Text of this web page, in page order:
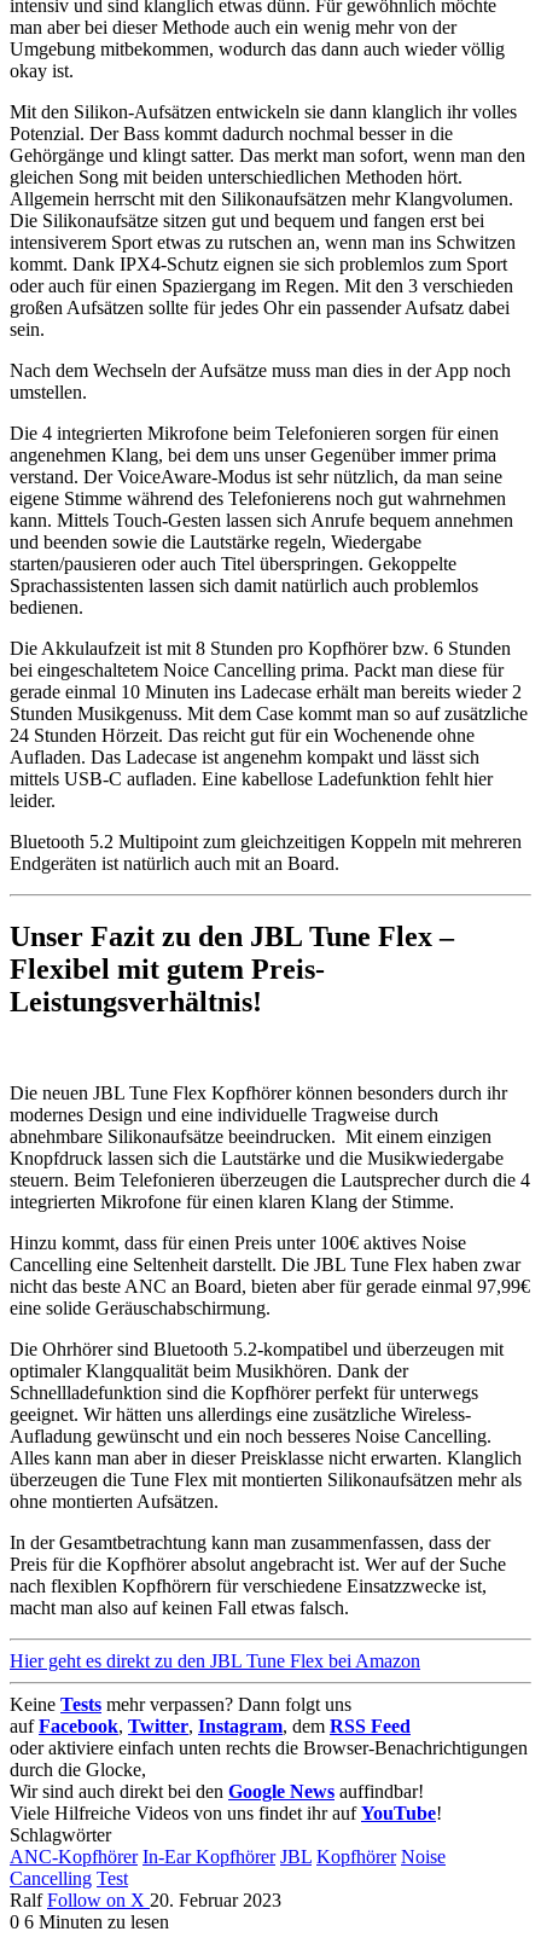
intensiv und sind klanglich etwas dünn. Für gewöhnlich möchte
man aber bei dieser Methode auch ein wenig mehr von der
Umgebung mitbekommen, wodurch das dann auch wieder völlig
okay ist.
Mit den Silikon-Aufsätzen entwickeln sie dann klanglich ihr volles
Potenzial. Der Bass kommt dadurch nochmal besser in die
Gehörgänge und klingt satter. Das merkt man sofort, wenn man den
gleichen Song mit beiden unterschiedlichen Methoden hört.
Allgemein herrscht mit den Silikonaufsätzen mehr Klangvolumen.
Die Silikonaufsätze sitzen gut und bequem und fangen erst bei
intensiverem Sport etwas zu rutschen an, wenn man ins Schwitzen
kommt. Dank IPX4-Schutz eignen sie sich problemlos zum Sport
oder auch für einen Spaziergang im Regen. Mit den 3 verschieden
großen Aufsätzen sollte für jedes Ohr ein passender Aufsatz dabei
sein.
Nach dem Wechseln der Aufsätze muss man dies in der App noch
umstellen.
Die 4 integrierten Mikrofone beim Telefonieren sorgen für einen
angenehmen Klang, bei dem uns unser Gegenüber immer prima
verstand. Der VoiceAware-Modus ist sehr nützlich, da man seine
eigene Stimme während des Telefonierens noch gut wahrnehmen
kann. Mittels Touch-Gesten lassen sich Anrufe bequem annehmen
und beenden sowie die Lautstärke regeln, Wiedergabe
starten/pausieren oder auch Titel überspringen. Gekoppelte
Sprachassistenten lassen sich damit natürlich auch problemlos
bedienen.
Die Akkulaufzeit ist mit 8 Stunden pro Kopfhörer bzw. 6 Stunden
bei eingeschaltetem Noice Cancelling prima. Packt man diese für
gerade einmal 10 Minuten ins Ladecase erhält man bereits wieder 2
Stunden Musikgenuss. Mit dem Case kommt man so auf zusätzliche
24 Stunden Hörzeit. Das reicht gut für ein Wochenende ohne
Aufladen. Das Ladecase ist angenehm kompakt und lässt sich
mittels USB-C aufladen. Eine kabellose Ladefunktion fehlt hier
leider.
Bluetooth 5.2 Multipoint zum gleichzeitigen Koppeln mit mehreren
Endgeräten ist natürlich auch mit an Board.
Unser Fazit zu den JBL Tune Flex–
Flexibel mit gutem Preis-
Leistungsverhältnis!
Die neuen JBL Tune Flex Kopfhörer können besonders durch ihr
modernes Design und eine individuelle Tragweise durch
abnehmbare Silikonaufsätze beeindrucken. Mit einem einzigen
Knopfdruck lassen sich die Lautstärke und die Musikwiedergabe
steuern. Beim Telefonieren überzeugen die Lautsprecher durch die 4
integrierten Mikrofone für einen klaren Klang der Stimme.
Hinzu kommt, dass für einen Preis unter 100€ aktives Noise
Cancelling eine Seltenheit darstellt. Die JBL Tune Flex haben zwar
nicht das beste ANC an Board, bieten aber für gerade einmal 97,99€
eine solide Geräuschabschirmung.
Die Ohrhörer sind Bluetooth 5.2-kompatibel und überzeugen mit
optimaler Klangqualität beim Musikhören. Dank der
Schnellladefunktion sind die Kopfhörer perfekt für unterwegs
geeignet. Wir hätten uns allerdings eine zusätzliche Wireless-
Aufladung gewünscht und ein noch besseres Noise Cancelling.
Alles kann man aber in dieser Preisklasse nicht erwarten. Klanglich
überzeugen die Tune Flex mit montierten Silikonaufsätzen mehr als
ohne montierten Aufsätzen.
In der Gesamtbetrachtung kann man zusammenfassen, dass der
Preis für die Kopfhörer absolut angebracht ist. Wer auf der Suche
nach flexiblen Kopfhörern für verschiedene Einsatzzwecke ist,
macht man also auf keinen Fall etwas falsch.
Hier geht es direkt zu den JBL Tune Flex bei Amazon
Keine Tests mehr verpassen? Dann folgt uns
aufFacebook, Twitter, Instagram, dem RSS Feed
oder aktiviere einfach unten rechts die Browser-Benachrichtigungen
durch die Glocke,
Wir sind auch direkt bei den Google News auffindbar!
Viele Hilfreiche Videos von uns findet ihr aufYouTube!
Schlagwörter
ANC-Kopfhörer In-Ear Kopfhörer JBL Kopfhörer Noise
Cancelling Test
Ralf Follow on X 20. Februar 2023
0 6 Minuten zu lesen